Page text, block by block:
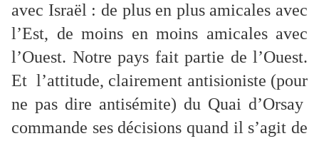
avec Israël : de plus en plus amicales avec
l’Est, de moins en moins amicales avec
l’Ouest. Notre pays fait partie de l’Ouest.
Et l’attitude, clairement antisioniste (pour
ne pas dire antisémite) du Quai d’Orsay
commande ses décisions quand il s’agit de